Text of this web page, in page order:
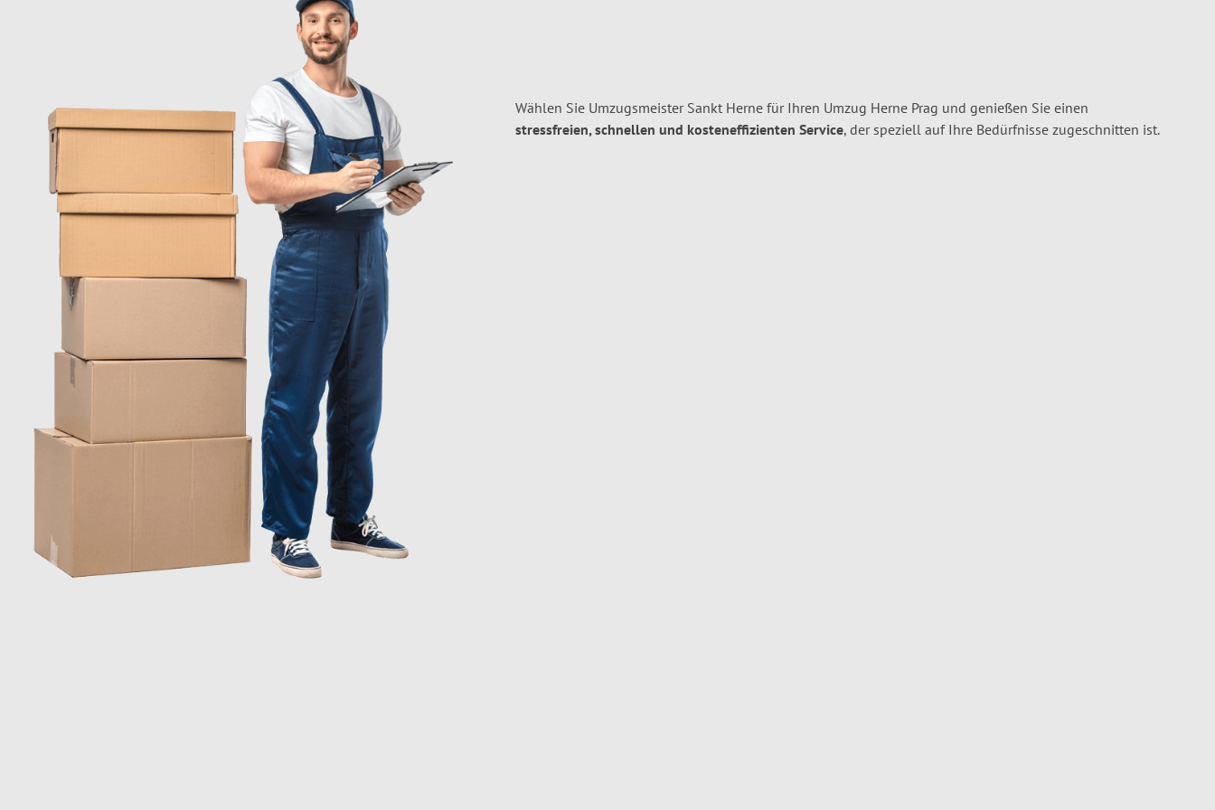
Wählen Sie Umzugsmeister Sankt Herne für Ihren Umzug Herne Prag und genießen Sie einen
stressfreien, schnellen und kosteneffizienten Service, der speziell auf Ihre Bedürfnisse zugeschnitten ist.